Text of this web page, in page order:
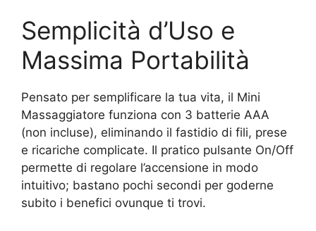
Semplicità d’Uso e
Massima Portabilità
Pensato per semplificare la tua vita, il Mini
Massaggiatore funziona con 3 batterie AAA
(non incluse), eliminando il fastidio di fili, prese
e ricariche complicate. Il pratico pulsante On/Off
permette di regolare l’accensione in modo
intuitivo; bastano pochi secondi per goderne
subito i benefici ovunque ti trovi.